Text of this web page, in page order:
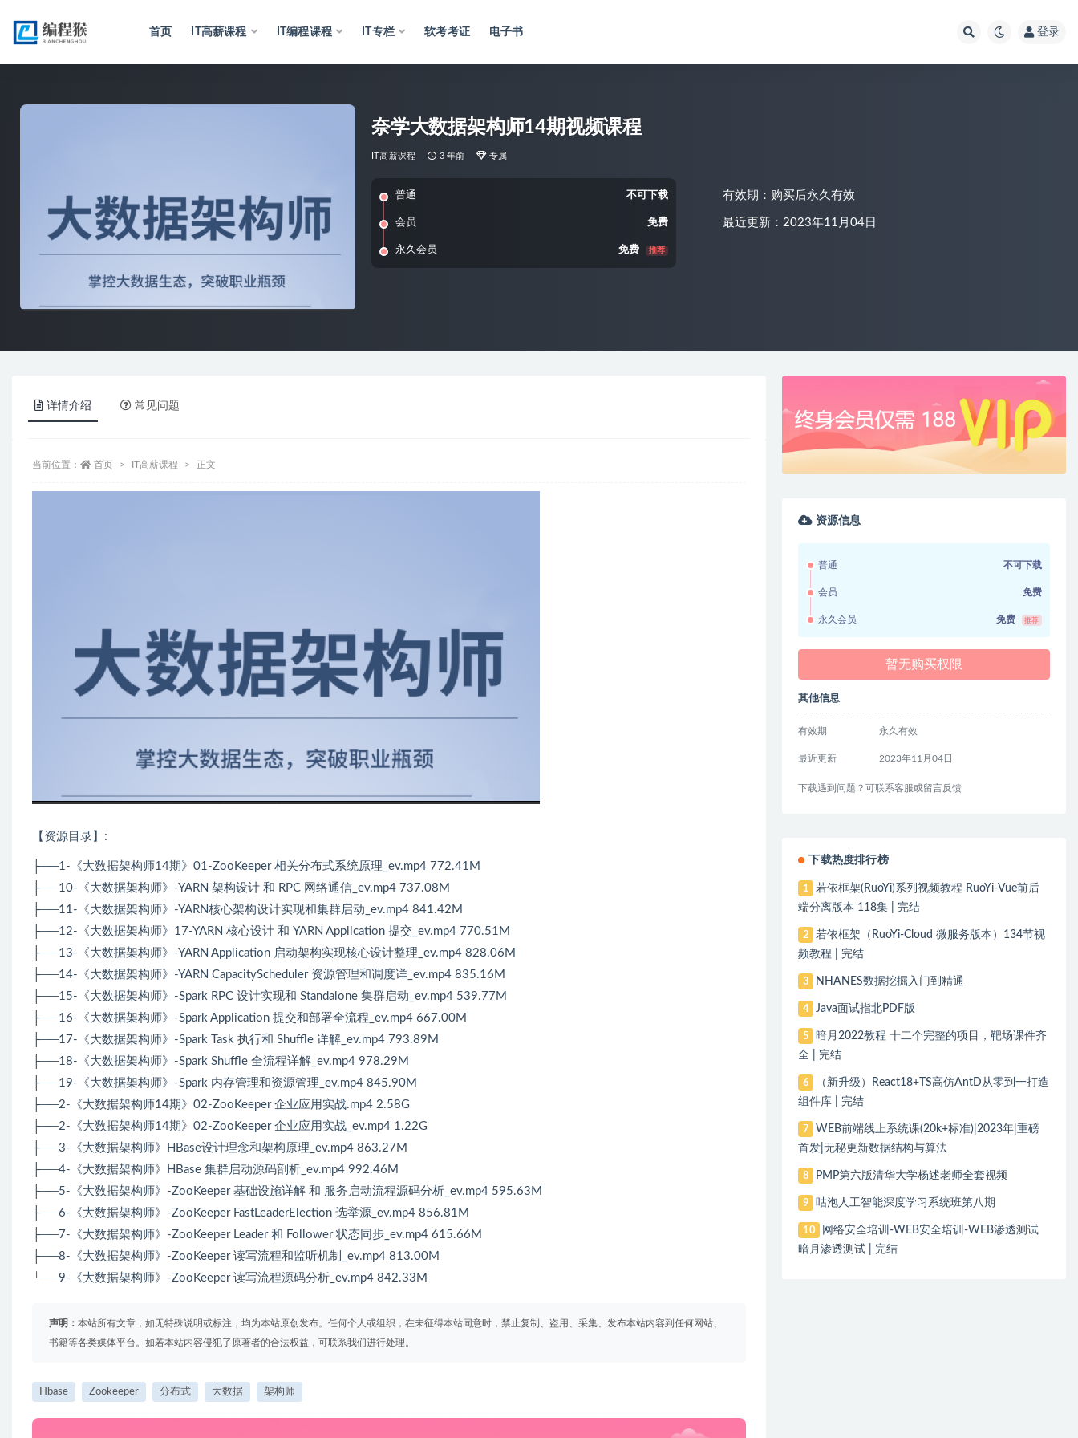
首页 IT高薪课程 IT编程课程 IT专栏 软考考证 电子书 登录
奈学大数据架构师14期视频课程
IT高薪课程 3 年前 专属
普通 不可下载
会员 免费
永久会员 免费 推荐
有效期：购买后永久有效
最近更新：2023年11月04日
详情介绍 常见问题
当前位置： 首页 IT高薪课程 正文
【资源目录】:
├──1-《大数据架构师14期》01-ZooKeeper 相关分布式系统原理_ev.mp4 772.41M
├──10-《大数据架构师》-YARN 架构设计 和 RPC 网络通信_ev.mp4 737.08M
├──11-《大数据架构师》-YARN核心架构设计实现和集群启动_ev.mp4 841.42M
├──12-《大数据架构师》17-YARN 核心设计 和 YARN Application 提交_ev.mp4 770.51M
├──13-《大数据架构师》-YARN Application 启动架构实现核心设计整理_ev.mp4 828.06M
├──14-《大数据架构师》-YARN CapacityScheduler 资源管理和调度详_ev.mp4 835.16M
├──15-《大数据架构师》-Spark RPC 设计实现和 Standalone 集群启动_ev.mp4 539.77M
├──16-《大数据架构师》-Spark Application 提交和部署全流程_ev.mp4 667.00M
├──17-《大数据架构师》-Spark Task 执行和 Shuffle 详解_ev.mp4 793.89M
├──18-《大数据架构师》-Spark Shuffle 全流程详解_ev.mp4 978.29M
├──19-《大数据架构师》-Spark 内存管理和资源管理_ev.mp4 845.90M
├──2-《大数据架构师14期》02-ZooKeeper 企业应用实战.mp4 2.58G
├──2-《大数据架构师14期》02-ZooKeeper 企业应用实战_ev.mp4 1.22G
├──3-《大数据架构师》HBase设计理念和架构原理_ev.mp4 863.27M
├──4-《大数据架构师》HBase 集群启动源码剖析_ev.mp4 992.46M
├──5-《大数据架构师》-ZooKeeper 基础设施详解 和 服务启动流程源码分析_ev.mp4 595.63M
├──6-《大数据架构师》-ZooKeeper FastLeaderElection 选举源_ev.mp4 856.81M
├──7-《大数据架构师》-ZooKeeper Leader 和 Follower 状态同步_ev.mp4 615.66M
├──8-《大数据架构师》-ZooKeeper 读写流程和监听机制_ev.mp4 813.00M
└──9-《大数据架构师》-ZooKeeper 读写流程源码分析_ev.mp4 842.33M
声明： 本站所有文章，如无特殊说明或标注，均为本站原创发布。任何个人或组织，在未征得本站同意时，禁止复制、盗用、采集、发布本站内容到任何网站、
书籍等各类媒体平台。如若本站内容侵犯了原著者的合法权益，可联系我们进行处理。
Hbase Zookeeper 分布式 大数据 架构师
资源信息
普通 不可下载
会员 免费
永久会员 免费 推荐
暂无购买权限
其他信息
有效期 永久有效
最近更新 2023年11月04日
下载遇到问题？可联系客服或留言反馈
下载热度排行榜
1
若依框架(RuoYi)系列视频教程 RuoYi-Vue前后
端分离版本 118集 | 完结
2
若依框架（RuoYi-Cloud 微服务版本）134节视
频教程 | 完结
3 NHANES数据挖掘入门到精通
4 Java面试指北PDF版
5
暗月2022教程 十二个完整的项目，靶场课件齐
全 | 完结
6
（新升级）React18+TS高仿AntD从零到一打造
组件库 | 完结
7
WEB前端线上系统课(20k+标准)|2023年|重磅
首发|无秘更新数据结构与算法
8 PMP第六版清华大学杨述老师全套视频
9 咕泡人工智能深度学习系统班第八期
10
网络安全培训-WEB安全培训-WEB渗透测试
暗月渗透测试 | 完结